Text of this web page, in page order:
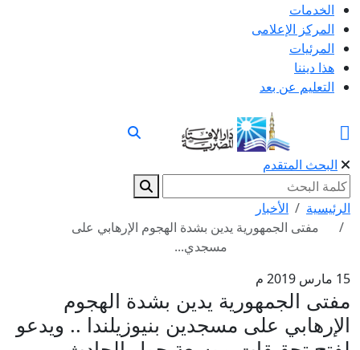
الخدمات
المركز الإعلامى
المرئيات
هذا ديننا
التعليم عن بعد
البحث المتقدم
الرئيسية
الأخبار
مفتى الجمهورية يدين بشدة الهجوم الإرهابي على
مسجدي...
15 مارس 2019 م
مفتى الجمهورية يدين بشدة الهجوم
الإرهابي على مسجدين بنيوزيلندا .. ويدعو